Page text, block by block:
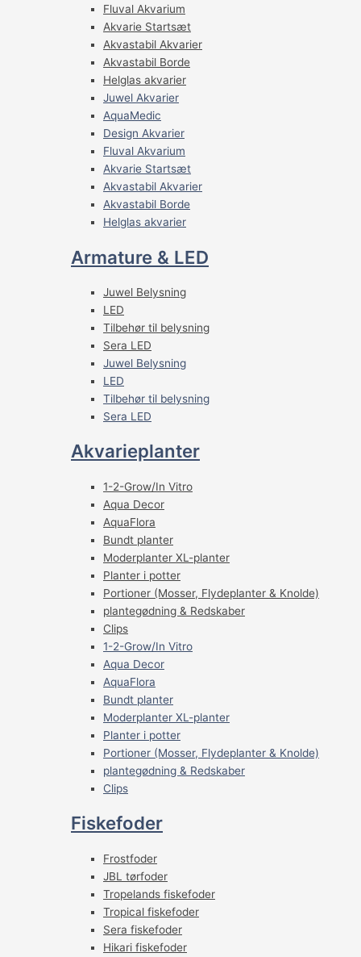
Fluval Akvarium
Akvarie Startsæt
Akvastabil Akvarier
Akvastabil Borde
Helglas akvarier
Juwel Akvarier
AquaMedic
Design Akvarier
Fluval Akvarium
Akvarie Startsæt
Akvastabil Akvarier
Akvastabil Borde
Helglas akvarier
Armature & LED
Juwel Belysning
LED
Tilbehør til belysning
Sera LED
Juwel Belysning
LED
Tilbehør til belysning
Sera LED
Akvarieplanter
1-2-Grow/In Vitro
Aqua Decor
AquaFlora
Bundt planter
Moderplanter XL-planter
Planter i potter
Portioner (Mosser, Flydeplanter & Knolde)
plantegødning & Redskaber
Clips
1-2-Grow/In Vitro
Aqua Decor
AquaFlora
Bundt planter
Moderplanter XL-planter
Planter i potter
Portioner (Mosser, Flydeplanter & Knolde)
plantegødning & Redskaber
Clips
Fiskefoder
Frostfoder
JBL tørfoder
Tropelands fiskefoder
Tropical fiskefoder
Sera fiskefoder
Hikari fiskefoder